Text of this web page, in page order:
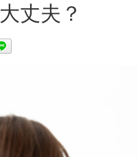
丈夫？